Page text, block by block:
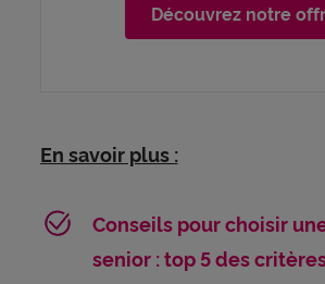
Découvrez notre
En savoir plus :
Conseils pour choisir
senior : top 5 des